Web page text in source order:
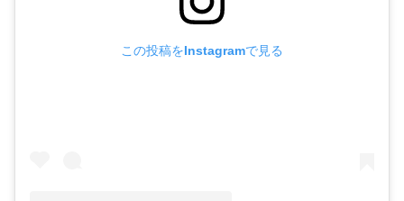
この投稿をInstagramで見る